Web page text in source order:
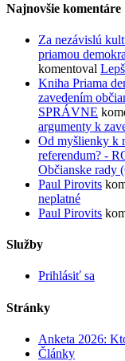
Najnovšie komentáre
Za nezávislú
priamou
komentoval
Kniha Priama
zavedením
SPRÁVNE
argumenty k
Od myšlienky k
referendum? -
Občianske rady
Paul Pirovits
neplatné
Paul Pirovits
Služby
Prihlásiť sa
Stránky
Anketa 2026:
Články